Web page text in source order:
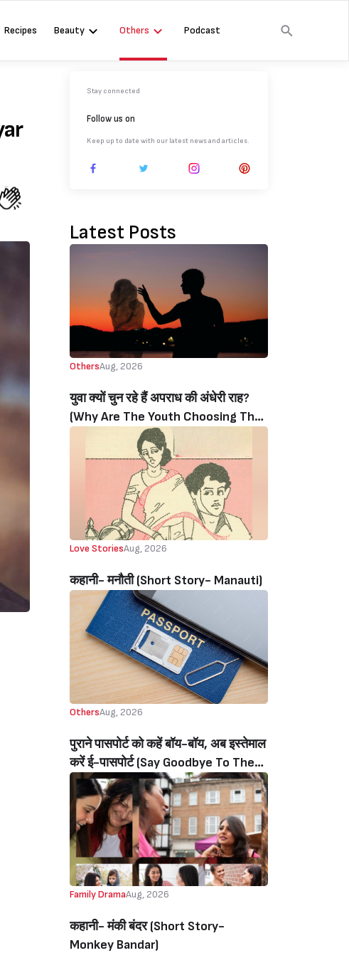
Recipes Beauty Others Podcast
Stay connected
Follow us on
Keep up to date with our latest news and articles.
Latest Posts
OthersAug, 2026
युवा क्यों चुन रहे हैं अपराध की अंधेरी राह?
(Why Are The Youth Choosing The
Dark Path Of Crime?)
Love StoriesAug, 2026
कहानी- मनौती (Short Story- Manauti)
OthersAug, 2026
पुराने पासपोर्ट को कहें बॉय-बॉय, अब इस्तेमाल
करें ई-पासपोर्ट (Say Goodbye To The
Old Passport, Now Use The E-
Passport)
Family DramaAug, 2026
कहानी- मंकी बंदर‌ (Short Story-
Monkey Bandar)